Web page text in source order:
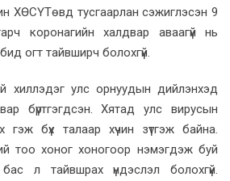
ХӨСҮТөвд тусгаарлан сэжиглэсэн 9
коронагийн халдвар аваагүй нь
огт тайвширч болохгүй.
хиллэдэг улс орнуудын дийлэнхэд
бүртгэгдсэн. Хятад улс вирусын
гэж бүх талаар хүчин зүтгэж байна.
тоо хоног хоногоор нэмэгдэж буй
л тайвшрах үндэслэл болохгүй.